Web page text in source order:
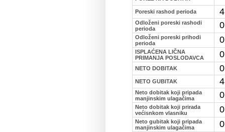
Poreski rashod perioda
Odloženi poreski rashodi
perioda
0
Odloženi poreski prihodi
perioda
0
ISPLAĆENA LIČNA
PRIMANJA POSLODAVCA
0
NETO DOBITAK 0
NETO GUBITAK
Neto dobitak koji pripada
manjinskim ulagačima
0
Neto dobitak koji prirada
većisnkom vlasniku
0
Neto gubitak koji pripada
manjinskim ulagačima
0